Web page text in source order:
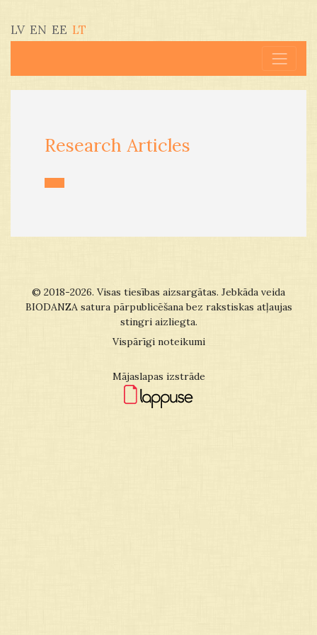
LV EN EE LT
Research Articles
© 2018-2026. Visas tiesības aizsargātas. Jebkāda veida
BIODANZA satura pārpublicēšana bez rakstiskas atļaujas
stingri aizliegta.
Vispārīgi noteikumi
Mājaslapas izstrāde